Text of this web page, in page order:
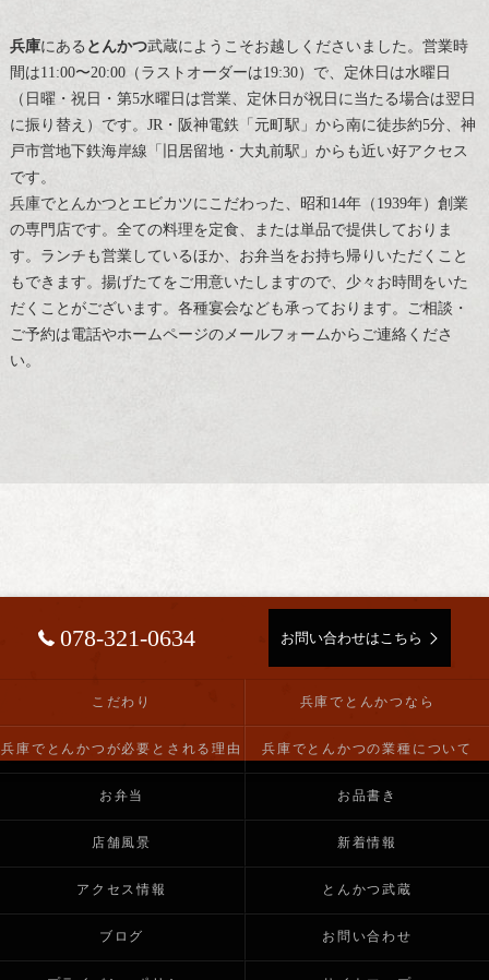
兵庫にある とんかつ武蔵にようこそお越しくださいました。営業時
間は11:00〜20:00（ラストオーダーは19:30）で、定休日は水曜日
（日曜・祝日・第5水曜日は営業、定休日が祝日に当たる場合は翌日
に振り替え）です。JR・阪神電鉄「元町駅」から南に徒歩約5分、神
戸市営地下鉄海岸線「旧居留地・大丸前駅」からも近い好アクセス
です。
兵庫でとんかつ とエビカツにこだわった、昭和14年（1939年）創業
の専門店です。全ての料理を定食、または単品で提供しておりま
す。ランチも営業しているほか、お弁当をお持ち帰りいただくこと
もできます。揚げたてをご用意いたしますので、少々お時間をいた
だくことがございます。各種宴会なども承っております。ご相談・
ご予約は電話やホームページのメールフォームからご連絡くださ
い。
078-321-0634 お問い合わせはこちら
こだわり 兵庫でとんかつなら
兵庫でとんかつが必要とされる理由 兵庫でとんかつの業種について
お弁当 お品書き
店舗風景 新着情報
アクセス情報 とんかつ武蔵
ブログ お問い合わせ